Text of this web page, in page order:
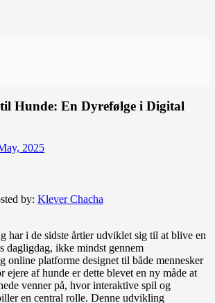
Hunde: En Dyrefølge i Digital
2025
by: Klever Chacha
har i de sidste årtier udviklet sig til at blive en
dagligdag, ikke mindst gennem
online platforme designet til både mennesker
ejere af hunde er dette blevet en ny måde at
venner på, hvor interaktive spil og
en central rolle. Denne udvikling